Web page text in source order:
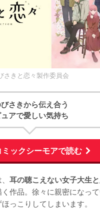
さきと恋々製作委員会
さきから伝え合う
アで愛しい気持ち
ックシーモアで読む
耳の聴こえない女子大生
く作品。徐々に親密になっ
っこりしてしまいます。